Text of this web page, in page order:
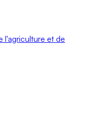
l'agriculture et de